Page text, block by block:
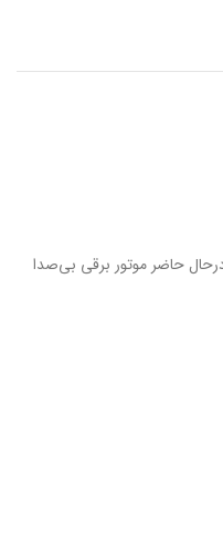
را بابت کارایی آن راحت کرده است و درحال حاضر موتور برقی بی‌صدا